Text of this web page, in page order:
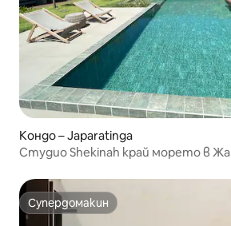
Кондо – Japaratinga
Студио Shekinah край морето в
Супердомакин
Супердомакин